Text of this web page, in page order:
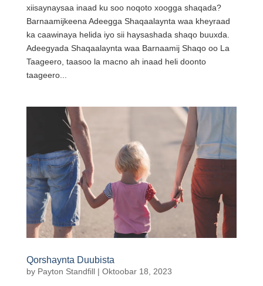
xiisaynaysaa inaad ku soo noqoto xoogga shaqada?
Barnaamijkeena Adeegga Shaqaalaynta waa kheyraad
ka caawinaya helida iyo sii haysashada shaqo buuxda.
Adeegyada Shaqaalaynta waa Barnaamij Shaqo oo La
Taageero, taasoo la macno ah inaad heli doonto
taageero...
Qorshaynta Duubista
by Payton Standfill| Oktoobar 18, 2023